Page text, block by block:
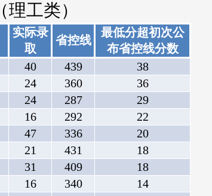
（理工类）
实际录
取
省控线
最低分超初次公
布省控线分数
40 439
38
24 360
36
24 287
29
16 292
22
47 336
20
21 431
18
31 409
18
16 340
14